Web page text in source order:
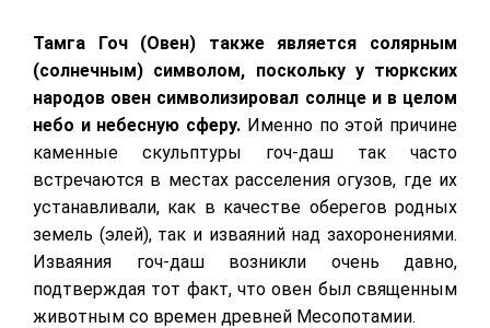
Тамга Гоч (Овен) также является солярным
(солнечным) символом, поскольку у тюркских
народов овен символизировал солнце и в целом
небо и небесную сферу. Именно по этой причине
каменные скульптуры гоч-даш так часто
встречаются в местах расселения огузов, где их
устанавливали, как в качестве оберегов родных
земель (элей), так и изваяний над захоронениями.
Изваяния гоч-даш возникли очень давно,
подтверждая тот факт, что овен был священным
животным со времен древней Месопотамии.